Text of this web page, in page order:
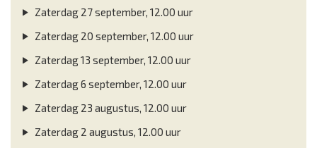
Zaterdag 27 september, 12.00 uur
Zaterdag 20 september, 12.00 uur
Zaterdag 13 september, 12.00 uur
Zaterdag 6 september, 12.00 uur
Zaterdag 23 augustus, 12.00 uur
Zaterdag 2 augustus, 12.00 uur